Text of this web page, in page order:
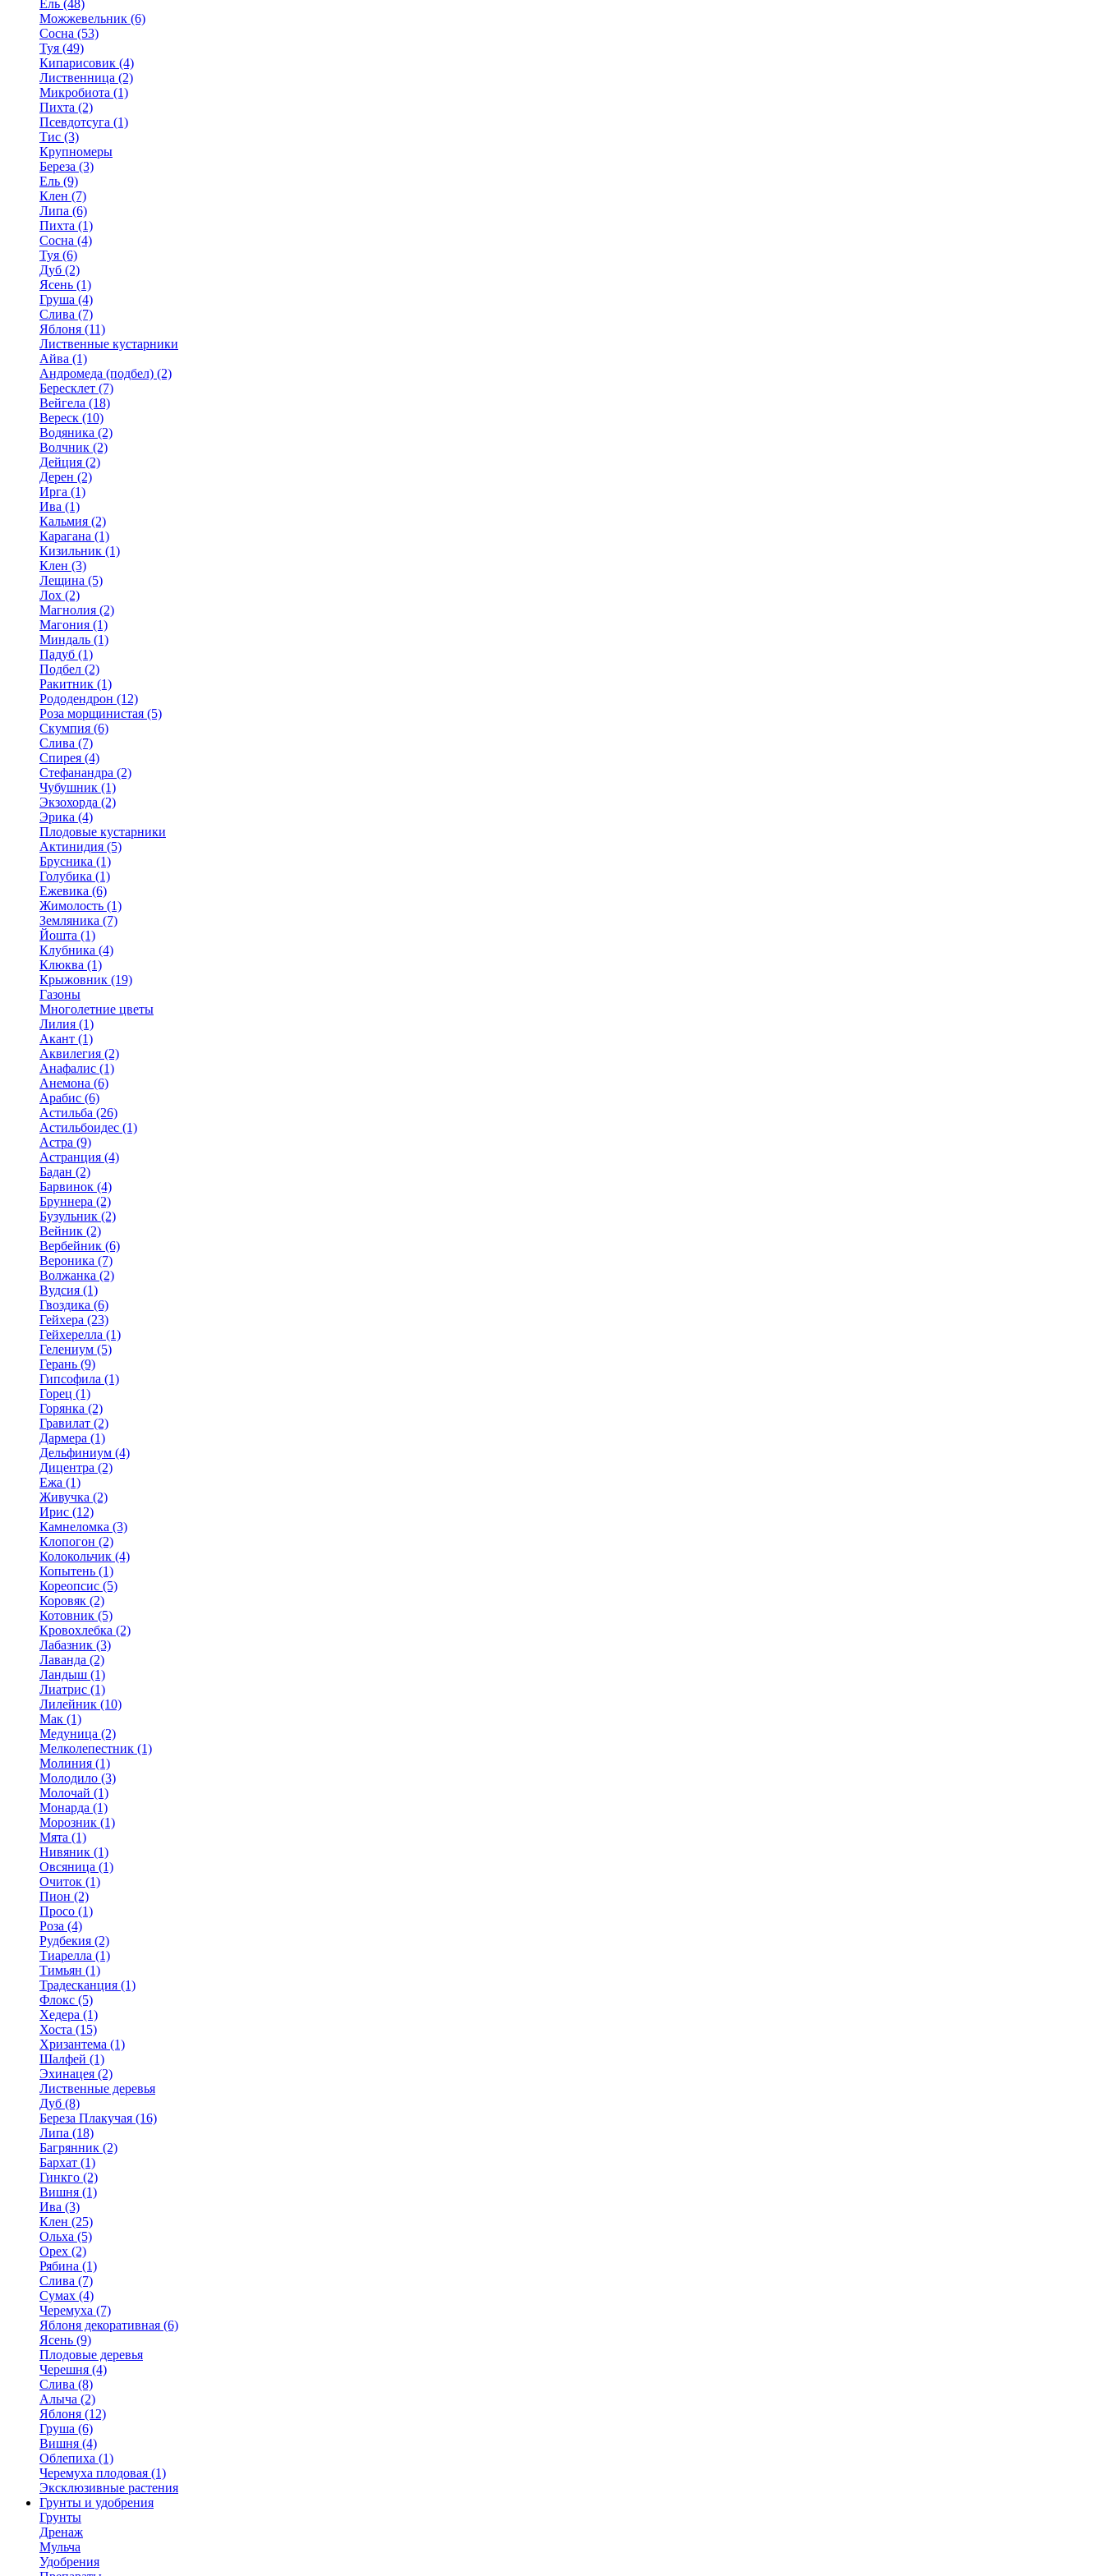
Ель (48)
Можжевельник (6)
Сосна (53)
Туя (49)
Кипарисовик (4)
Лиственница (2)
Микробиота (1)
Пихта (2)
Псевдотсуга (1)
Тис (3)
Крупномеры
Береза (3)
Ель (9)
Клен (7)
Липа (6)
Пихта (1)
Сосна (4)
Туя (6)
Дуб (2)
Ясень (1)
Груша (4)
Слива (7)
Яблоня (11)
Лиственные кустарники
Айва (1)
Андромеда (подбел) (2)
Бересклет (7)
Вейгела (18)
Вереск (10)
Водяника (2)
Волчник (2)
Дейция (2)
Дерен (2)
Ирга (1)
Ива (1)
Кальмия (2)
Карагана (1)
Кизильник (1)
Клен (3)
Лещина (5)
Лох (2)
Магнолия (2)
Магония (1)
Миндаль (1)
Падуб (1)
Подбел (2)
Ракитник (1)
Рододендрон (12)
Роза морщинистая (5)
Скумпия (6)
Слива (7)
Спирея (4)
Стефанандра (2)
Чубушник (1)
Экзохорда (2)
Эрика (4)
Плодовые кустарники
Актинидия (5)
Брусника (1)
Голубика (1)
Ежевика (6)
Жимолость (1)
Земляника (7)
Йошта (1)
Клубника (4)
Клюква (1)
Крыжовник (19)
Газоны
Многолетние цветы
Лилия (1)
Акант (1)
Аквилегия (2)
Анафалис (1)
Анемона (6)
Арабис (6)
Астильба (26)
Астильбоидес (1)
Астра (9)
Астранция (4)
Бадан (2)
Барвинок (4)
Бруннера (2)
Бузульник (2)
Вейник (2)
Вербейник (6)
Вероника (7)
Волжанка (2)
Вудсия (1)
Гвоздика (6)
Гейхера (23)
Гейхерелла (1)
Гелениум (5)
Герань (9)
Гипсофила (1)
Горец (1)
Горянка (2)
Гравилат (2)
Дармера (1)
Дельфиниум (4)
Дицентра (2)
Ежа (1)
Живучка (2)
Ирис (12)
Камнеломка (3)
Клопогон (2)
Колокольчик (4)
Копытень (1)
Кореопсис (5)
Коровяк (2)
Котовник (5)
Кровохлебка (2)
Лабазник (3)
Лаванда (2)
Ландыш (1)
Лиатрис (1)
Лилейник (10)
Мак (1)
Медуница (2)
Мелколепестник (1)
Молиния (1)
Молодило (3)
Молочай (1)
Монарда (1)
Морозник (1)
Мята (1)
Нивяник (1)
Овсяница (1)
Очиток (1)
Пион (2)
Просо (1)
Роза (4)
Рудбекия (2)
Тиарелла (1)
Тимьян (1)
Традесканция (1)
Флокс (5)
Хедера (1)
Хоста (15)
Хризантема (1)
Шалфей (1)
Эхинацея (2)
Лиственные деревья
Дуб (8)
Береза Плакучая (16)
Липа (18)
Багрянник (2)
Бархат (1)
Гинкго (2)
Вишня (1)
Ива (3)
Клен (25)
Ольха (5)
Орех (2)
Рябина (1)
Слива (7)
Сумах (4)
Черемуха (7)
Яблоня декоративная (6)
Ясень (9)
Плодовые деревья
Черешня (4)
Слива (8)
Алыча (2)
Яблоня (12)
Груша (6)
Вишня (4)
Облепиха (1)
Черемуха плодовая (1)
Эксклюзивные растения
Грунты и удобрения
Грунты
Дренаж
Мульча
Удобрения